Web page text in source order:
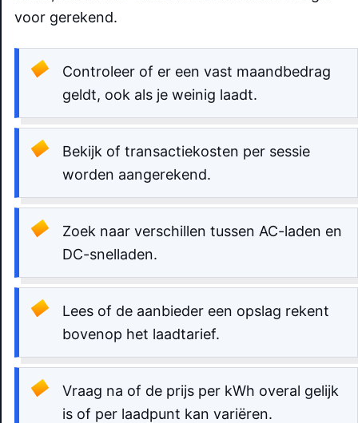
voor gerekend.
Controleer of er een vast maandbedrag
geldt, ook als je weinig laadt.
Bekijk of transactiekosten per sessie
worden aangerekend.
Zoek naar verschillen tussen AC-laden en
DC-snelladen.
Lees of de aanbieder een opslag rekent
bovenop het laadtarief.
Vraag na of de prijs per kWh overal gelijk
is of per laadpunt kan variëren.